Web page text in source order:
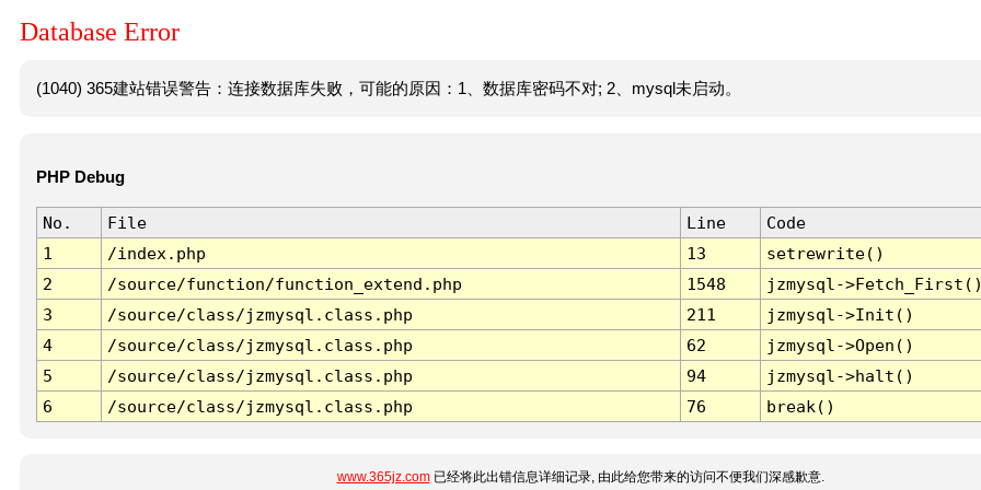
Database Error
(1040) 365建站错误警告：连接数据库失败，可能的原因：1、数据库密码不对; 2、mysql未启动。
PHP Debug
No. File Line
Code
1
/index.php 13
setrewrite()
2
/source/function/function_extend.php 1548
jzmysql-
3
/source/class/jzmysql.class.php 211
jzmysql->Init()
4
/source/class/jzmysql.class.php 62
jzmysql->Open()
5
/source/class/jzmysql.class.php 94
jzmysql->halt()
6
/source/class/jzmysql.class.php 76 break()
www.365jz.com已经将此出错信息详细记录, 由此给您带来的访问不便我们深感歉意.